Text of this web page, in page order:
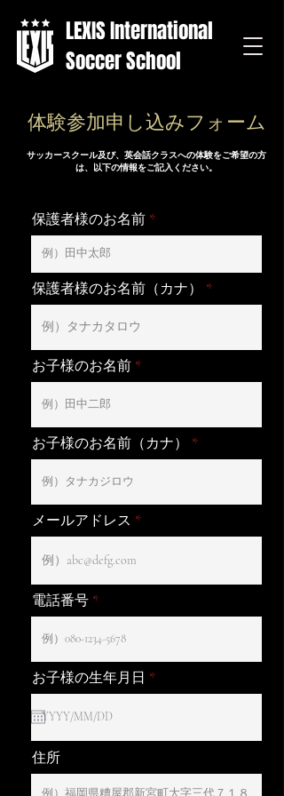
LEXIS International
Soccer School
体験参加申し込みフォーム
サッカースクール及び、英会話クラスへの体験をご希望の方
は、以下の情報をご記入ください。
保護者様のお名前
保護者様のお名前（カナ）
お子様のお名前
お子様のお名前（カナ）
メールアドレス
電話番号
お子様の生年月日 *r
e
d
住所